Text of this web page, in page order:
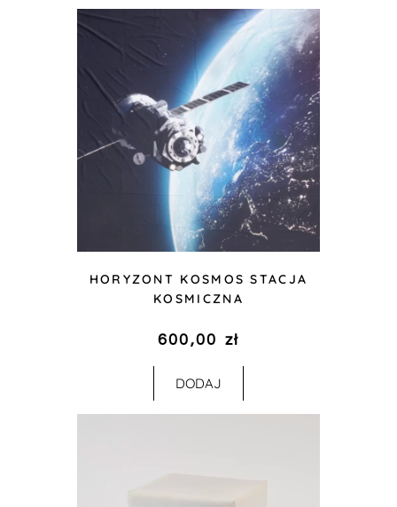
HORYZONT KOSMOS STACJA
KOSMICZNA
600,00 zł
DODAJ